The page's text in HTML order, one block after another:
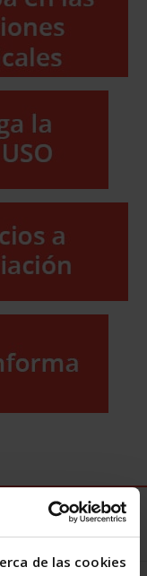
de las cookies